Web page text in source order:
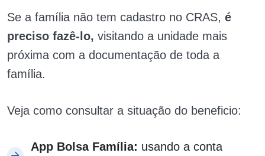
Se a família não tem cadastro no CRAS, é
preciso fazê-lo, visitando a unidade mais
próxima com a documentação de toda a
família.
Veja como consultar a situação do beneficio:
App Bolsa Família: usando a conta